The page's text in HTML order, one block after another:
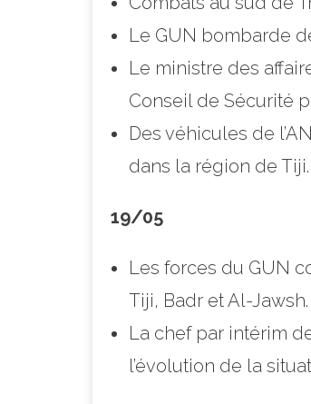
Le GUN bombarde
Le ministre des
Conseil de Sécurité
Des véhicules de
dans la région de Tiji.
19/05
Les forces du GUN
Tiji, Badr et Al-Jawsh.
La chef par intérim
l’évolution de la